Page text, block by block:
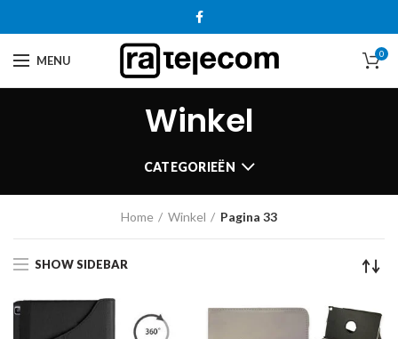
MENU 0
Winkel
CATEGORIEËN
Home Winkel Pagina 33
SHOW SIDEBAR